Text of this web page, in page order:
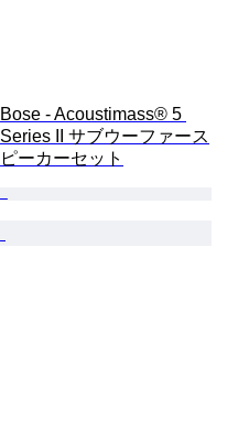
Bose - Acoustimass® 5
Series II サブウーファース
ピーカーセット